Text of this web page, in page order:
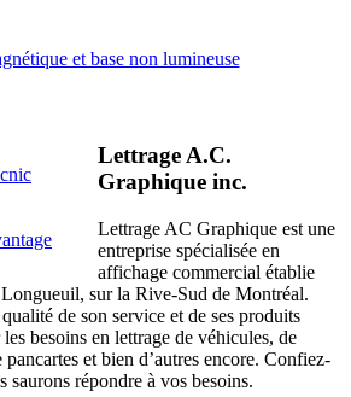
et base non lumineuse
Lettrage A.C.
Graphique inc.
Lettrage AC Graphique est une
entreprise spécialisée en
affichage commercial établie
sur la Rive-Sud de Montréal.
de son service et de ses produits
besoins en lettrage de véhicules, de
pancartes et bien d’autres encore. Confiez-
saurons répondre à vos besoins.